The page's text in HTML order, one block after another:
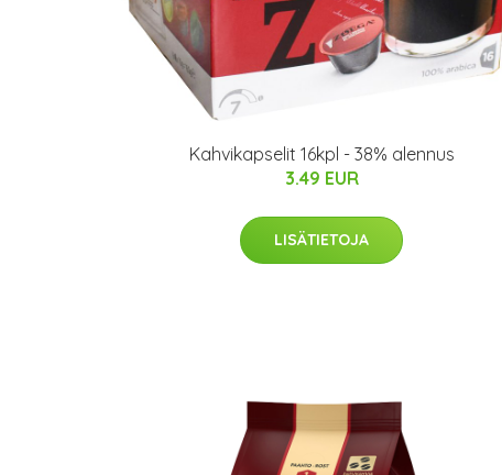
Kahvikapselit 16kpl - 38% alennus
3.49 EUR
LISÄTIETOJA